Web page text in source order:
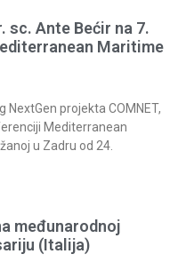
sc. Ante Bećir na 7.
Maritime
NextGen projekta COMNET,
Mediterranean
u Zadru od 24.
međunarodnoj
(Italija)